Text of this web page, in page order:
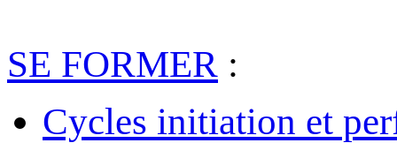
SE FORMER :
Cycles initiation et